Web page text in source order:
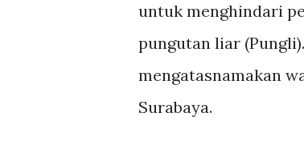
untuk menghindari
pungutan liar
mengatasnamakan
Surabaya.